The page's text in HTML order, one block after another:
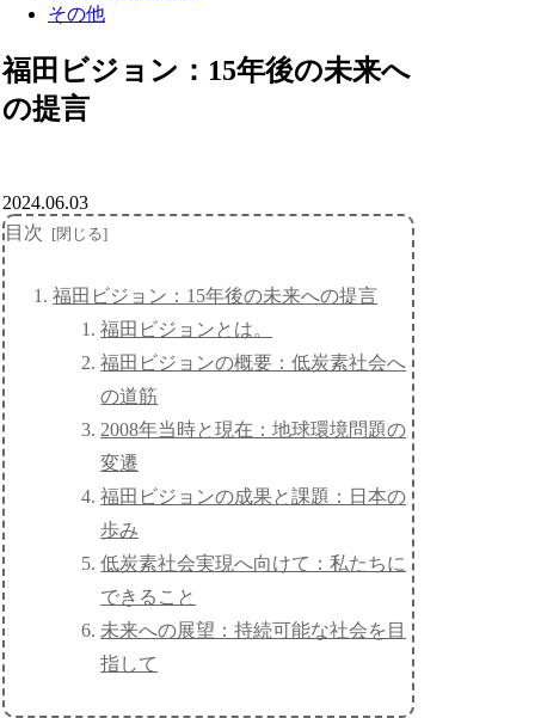
その他
福田ビジョン：15年後の未来へ
の提言
2024.06.03
目次
福田ビジョン：15年後の未来への提言
福田ビジョンとは。
福田ビジョンの概要：低炭素社会へ
の道筋
2008年当時と現在：地球環境問題の
変遷
福田ビジョンの成果と課題：日本の
歩み
低炭素社会実現へ向けて：私たちに
できること
未来への展望：持続可能な社会を目
指して